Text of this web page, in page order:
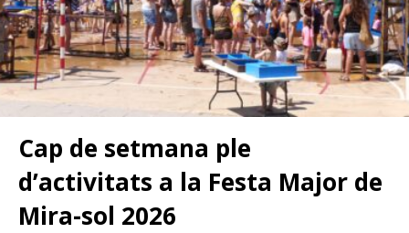
Cap de setmana ple
d’activitats a la Festa Major de
Mira-sol 2026